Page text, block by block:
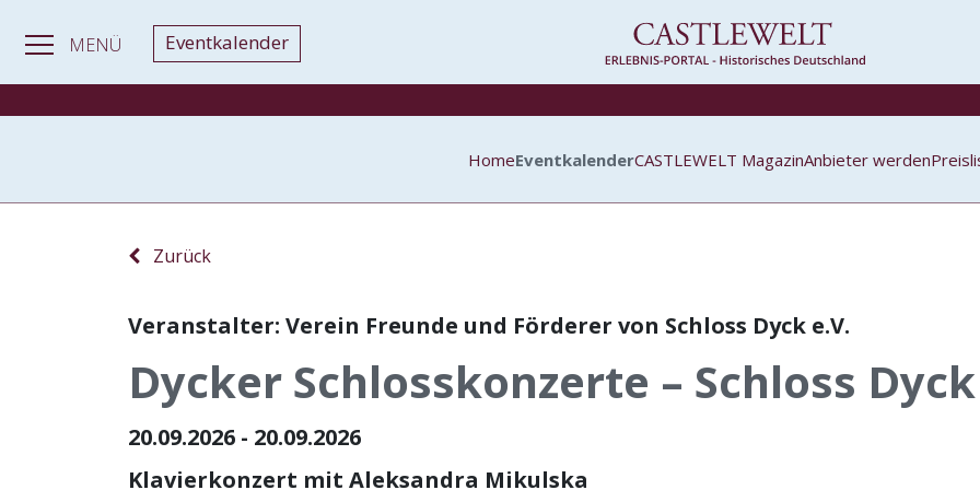
MENÜ Eventkalender
HomeEventkalenderCASTLEWELT MagazinAnbieter werden
Zurück
Veranstalter: Verein Freunde und Förderer von Schloss Dyck e.V.
Dycker Schlosskonzerte – Schloss Dyck
20.09.2026 - 20.09.2026
Klavierkonzert mit Aleksandra Mikulska